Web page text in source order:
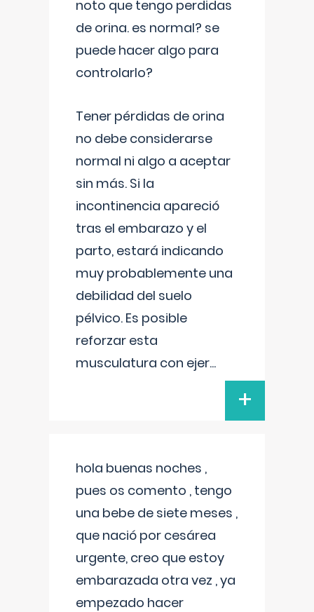
noto que tengo perdidas
de orina. es normal? se
puede hacer algo para
controlarlo?
Tener pérdidas de orina
no debe considerarse
normal ni algo a aceptar
sin más. Si la
incontinencia apareció
tras el embarazo y el
parto, estará indicando
muy probablemente una
debilidad del suelo
pélvico. Es posible
reforzar esta
musculatura con ejer...
+
hola buenas noches ,
pues os comento , tengo
una bebe de siete meses ,
que nació por cesárea
urgente, creo que estoy
embarazada otra vez , ya
empezado hacer